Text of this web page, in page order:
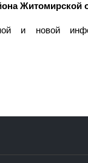
Житомирской
и новой